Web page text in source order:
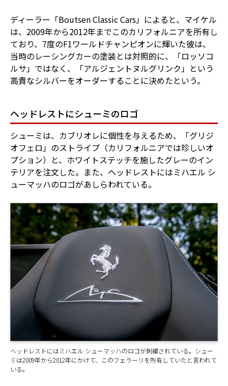
ディーラー「Boutsen Classic Cars」によると、マイケル
は、2009年から2012年までこのカリフォルニアを所有し
ており、7度のF1ワールドチャンピオンに輝いた彼は、
当時のレーシングカーの塗装とは対照的に、「ロッソコ
ルサ」ではなく、「アルジェントヌルグリンク」という
高貴なシルバーをオーダーすることに決めたという。
ヘッドレストにシューミのロゴ
シューミは、カブリオレに個性を与えるため、「グリジ
オフェロ」のストライプ（カリフォルニアでは珍しいオ
プション）と、ホワイトステッチを施したグレーのイン
テリアを注文した。また、ヘッドレストにはミハエル シ
ューマッハのロゴがあしらわれている。
ヘッドレストにはミハエル シューマッハのロゴが刺繍されている。シュー
ミは2009年から2012年にかけて、このフェラーリを所有していたと言われて
いる。